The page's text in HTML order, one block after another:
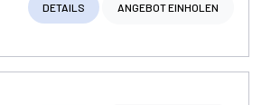
DETAILS ANGEBOT EINHOLEN